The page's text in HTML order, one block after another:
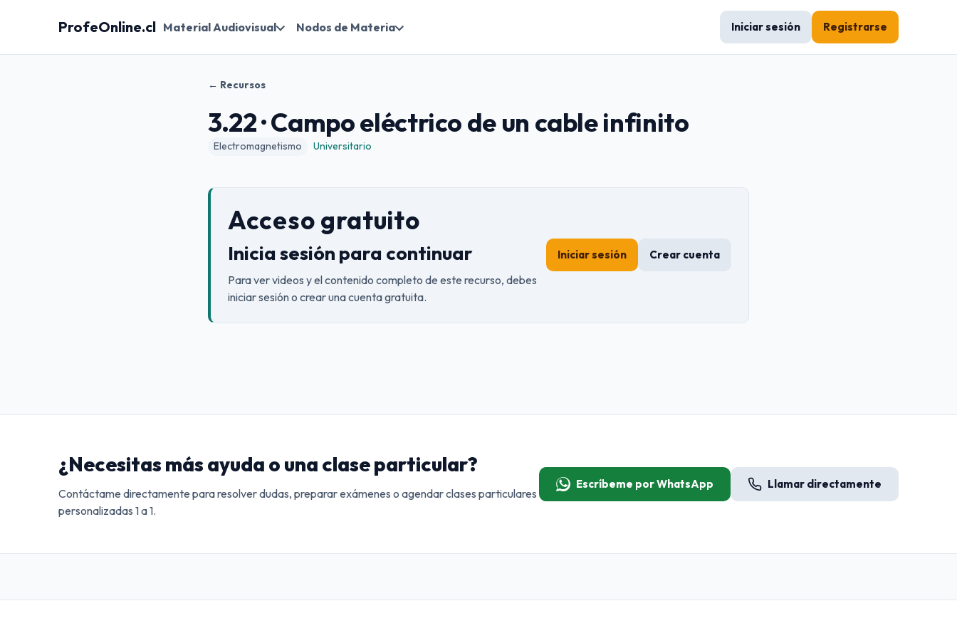
ProfeOnline.cl Material Audiovisual Nodos de Materia Iniciar sesión Registrarse
← Recursos
3.22 · Campo eléctrico de un cable infinito
Electromagnetismo Universitario
Acceso gratuito
Inicia sesión para continuar
Para ver videos y el contenido completo de este recurso, debes
iniciar sesión o crear una cuenta gratuita.
Iniciar sesión Crear cuenta
¿Necesitas más ayuda o una clase particular?
Contáctame directamente para resolver dudas, preparar exámenes o agendar clases particulares
personalizadas 1 a 1.
Escríbeme por WhatsApp Llamar directamente